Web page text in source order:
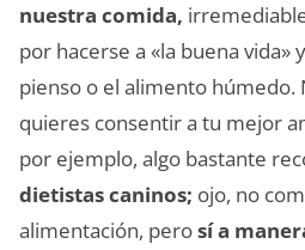
nuestra comida,
por hacerse a «la buena vida»
pienso o el alimento húmedo.
quieres consentir a tu mejor
por ejemplo, algo bastante
dietistas caninos; ojo, no
alimentación, perosí a